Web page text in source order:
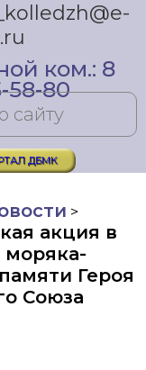
ком.: 8
58-80
ДБМК
>
акция в
моряка-
Героя
Союза